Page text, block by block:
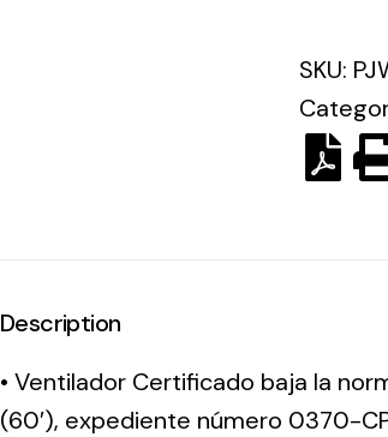
SKU:
Description
• Ventilador Certificado baja la
(60′), expediente número 0370-